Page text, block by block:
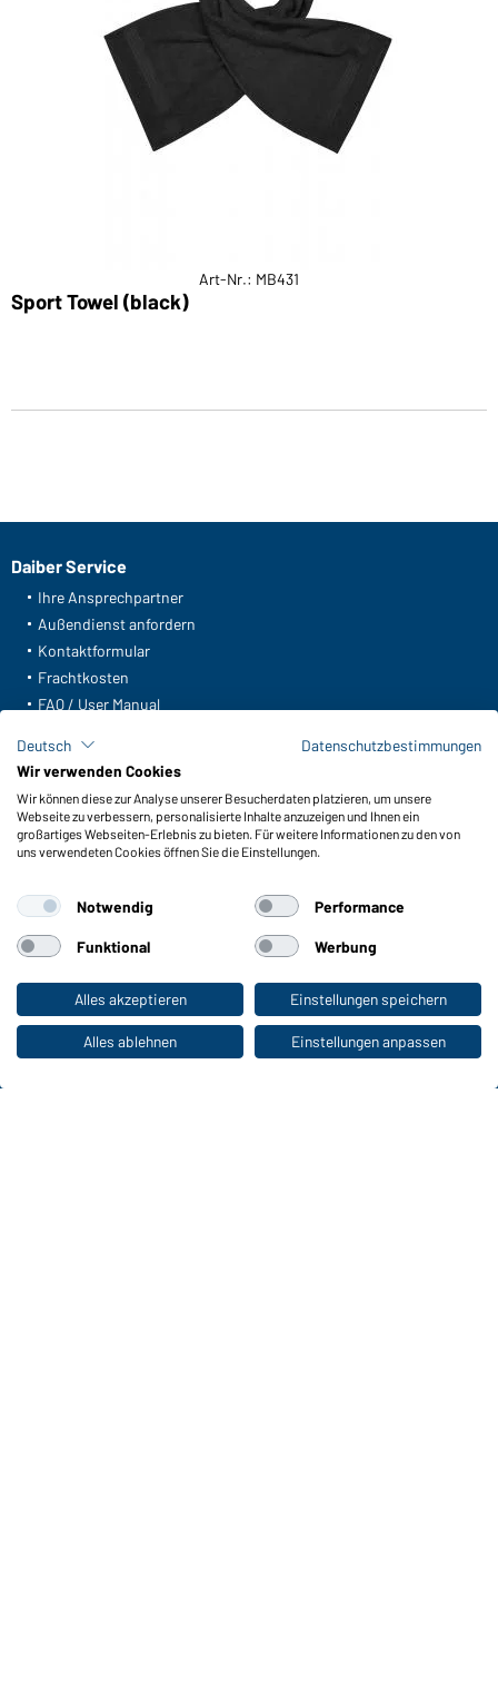
Zum Privatkunden-Shop
Art-Nr.: MB431
Sport Towel (black)
Daiber Service
Ihre Ansprechpartner
Außendienst anfordern
Kontaktformular
Frachtkosten
FAQ / User Manual
Meldeportal nach Hinweisgeberschutz
Funktionen & Pflege
Produkteigenschaften
Pflegehinweise
Farben
WORKWEAR COLLECTION
Die ideale Wahl für Professionals: Kollektionen
entdecken!
Deutsch
Datenschutzbestimmungen
Wir verwenden Cookies
Wir können diese zur Analyse unserer Besucherdaten platzieren, um unsere
Webseite zu verbessern, personalisierte Inhalte anzuzeigen und Ihnen ein
großartiges Webseiten-Erlebnis zu bieten. Für weitere Informationen zu den von
uns verwendeten Cookies öffnen Sie die Einstellungen.
Notwendig Performance
Funktional Werbung
Alles akzeptieren Einstellungen speichern
Alles ablehnen Einstellungen anpassen